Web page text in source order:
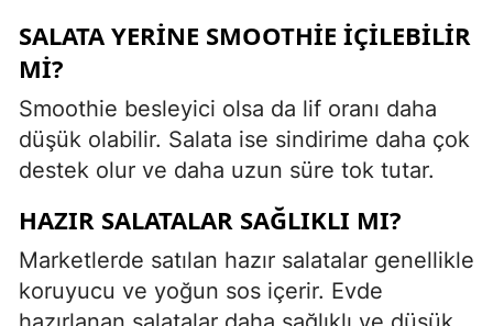
SALATA YERINE SMOOTHIE IÇILEBILIR
MI?
Smoothie besleyici olsa da lif oranı daha
düşük olabilir. Salata ise sindirime daha çok
destek olur ve daha uzun süre tok tutar.
HAZIR SALATALAR SAĞLIKLI MI?
Marketlerde satılan hazır salatalar genellikle
koruyucu ve yoğun sos içerir. Evde